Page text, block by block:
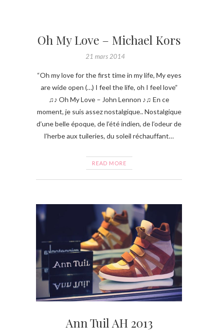
Oh My Love – Michael Kors
21 mars 2014
“Oh my love for the first time in my life, My eyes
are wide open (…) I feel the life, oh I feel love”
♫♪ Oh My Love – John Lennon ♪♫ En ce
moment, je suis assez nostalgique.. Nostalgique
d’une belle époque, de l’été indien, de l’odeur de
l’herbe aux tuileries, du soleil réchauffant…
READ MORE
Ann Tuil AH 2013